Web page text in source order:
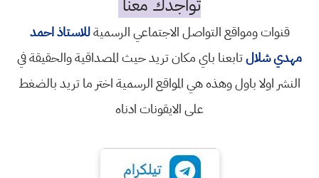
قنوات ومواقع التواصل الاجتماعي الرسميةللاستاذ احمد
مهدي شلالتابعنا باي مكان تريد حيث المصداقية والحقيقة في
النشر اولا باول وهذه هي المواقع الرسمية اختر ما تريد بالضغط
على الايقونات ادناه